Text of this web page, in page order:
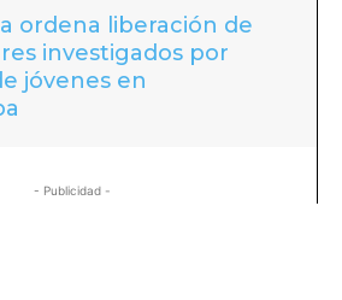
ordena liberación de
investigados por
jóvenes en
- Publicidad -